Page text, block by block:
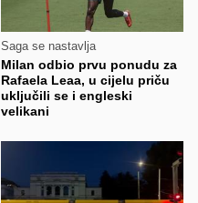
Saga se nastavlja
Milan odbio prvu ponudu za
Rafaela Leaa, u cijelu priču
uključili se i engleski
velikani